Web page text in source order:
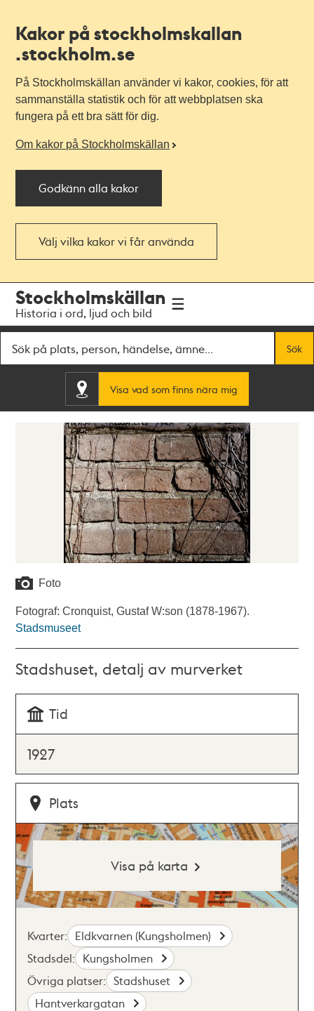
Kakor på stockholmskallan
.stockholm.se
På Stockholmskällan använder vi kakor, cookies, för att
sammanställa statistik och för att webbplatsen ska
fungera på ett bra sätt för dig.
Om kakor på Stockholmskällan
Godkänn alla kakor
Välj vilka kakor vi får använda
navigationen
huvudinnehållet
Stockholmskällan
Historia i ord, ljud och bild
Sök
Visa vad som finns nära mig
Foto
Fotograf: Cronquist, Gustaf W:son (1878-1967).
Stadsmuseet
Stadshuset, detalj av murverket
Tid
1927
Plats
Visa på karta
Kvarter: Eldkvarnen (Kungsholmen)
Stadsdel: Kungsholmen
Övriga platser: Stadshuset
Hantverkargatan